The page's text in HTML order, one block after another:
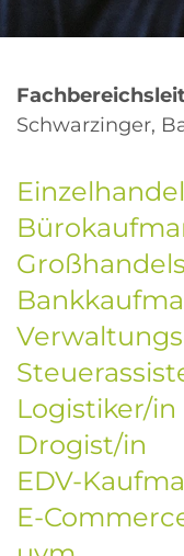
Schwarzinger,
Logistiker/in
Drogist/in
EDV-
E-